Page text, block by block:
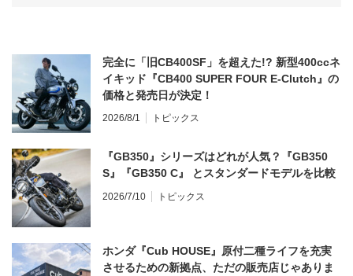
完全に「旧CB400SF」を超えた!? 新型400ccネ
イキッド『CB400 SUPER FOUR E-Clutch』の
価格と発売日が決定！
2026/8/1 トピックス
『GB350』シリーズはどれが人気？『GB350
S』『GB350 C』 とスタンダードモデルを比較
2026/7/10 トピックス
ホンダ『Cub HOUSE』原付二種ライフを充実
させるための新拠点、ただの販売店じゃありま